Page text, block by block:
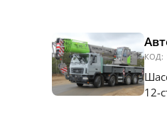
КОД:
12-